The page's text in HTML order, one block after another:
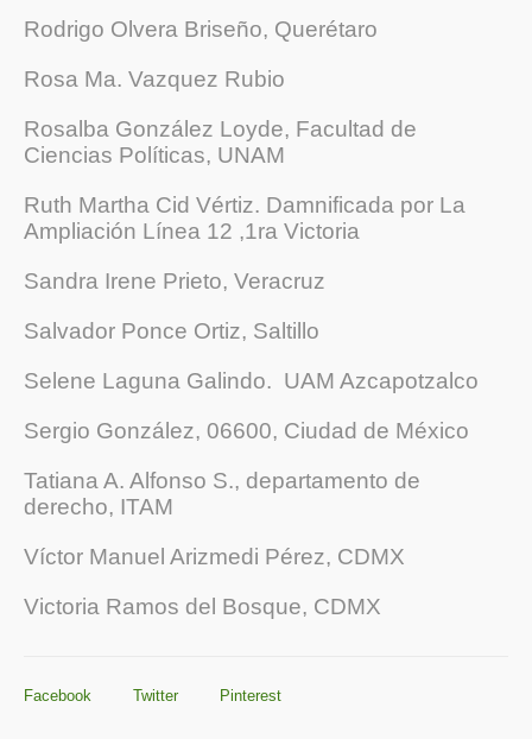
Rodrigo Olvera Briseño, Querétaro
Rosa Ma. Vazquez Rubio
Rosalba González Loyde, Facultad de
Ciencias Políticas, UNAM
Ruth Martha Cid Vértiz. Damnificada por La
Ampliación Línea 12 ,1ra Victoria
Sandra Irene Prieto, Veracruz
Salvador Ponce Ortiz, Saltillo
Selene Laguna Galindo. UAM Azcapotzalco
Sergio González, 06600, Ciudad de México
Tatiana A. Alfonso S., departamento de
derecho, ITAM
Víctor Manuel Arizmedi Pérez, CDMX
Victoria Ramos del Bosque, CDMX
Facebook Twitter Pinterest